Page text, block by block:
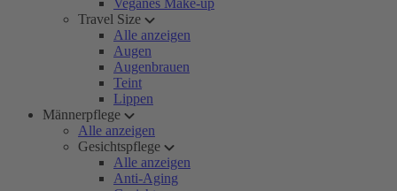
Veganes Make-up
Travel Size
Alle anzeigen
Augen
Augenbrauen
Teint
Lippen
Männerpflege
Alle anzeigen
Gesichtspflege
Alle anzeigen
Anti-Aging